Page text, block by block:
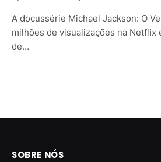
A docussérie Michael Jackson: O
milhões de visualizações na Netflix
de…
SOBRE NÓS